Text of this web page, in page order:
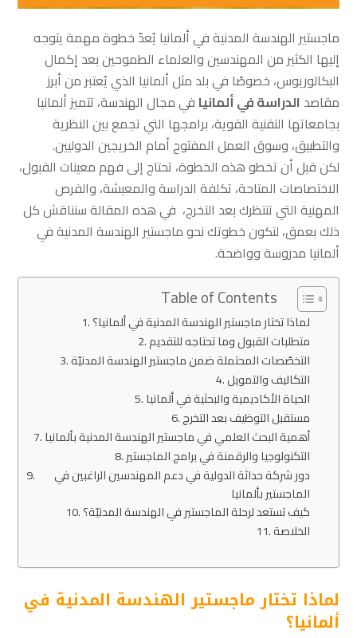
ماجستير الهندسة المدنية في ألمانيا يُعدّ خطوة مهمة يتوجه
إليها الكثير من المهندسين والعلماء الطموحين بعد إكمال
البكالوريوس، خصوصًا في بلد مثل ألمانيا الذي يُعتبر من أبرز
مقاصد الدراسة في ألمانيا في مجال الهندسة، تتميز ألمانيا
بجامعاتها التقنية القوية، برامجها التي تجمع بين النظرية
والتطبيق، وسوق العمل المفتوح أمام الخريجين الدوليين.
لكن قبل أن تخطو هذه الخطوة، تحتاج إلى فهم معينات القبول،
الاختصاصات المتاحة، تكلفة الدراسة والمعيشة، والفرص
المهنية التي تنتظرك بعد التخرج، في هذه المقالة سنناقش كل
ذلك بعمق، لتكون خطوتك نحو ماجستير الهندسة المدنية في
ألمانيا مدروسة وواضحة.
Table of Contents
لماذا تختار ماجستير الهندسة المدنية في ألمانيا؟
متطلبات القبول وما تحتاجه للتقديم
التخصّصات المحتملة ضمن ماجستير الهندسة المدنيّة
التكاليف والتمويل
الحياة الأكاديمية والبحثية في ألمانيا
مستقبل التوظيف بعد التخرج
أهمية البحث العلمي في ماجستير الهندسة المدنية بألمانيا
التكنولوجيا والرقمنة في برامج الماجستير
دور شركة حداثة الدولية في دعم المهندسين الراغبين في
الماجستير بألمانيا
كيف تستعد لرحلة الماجستير في الهندسة المدنيّة؟
الخلاصة
لماذا تختار ماجستير الهندسة المدنية في
ألمانيا؟